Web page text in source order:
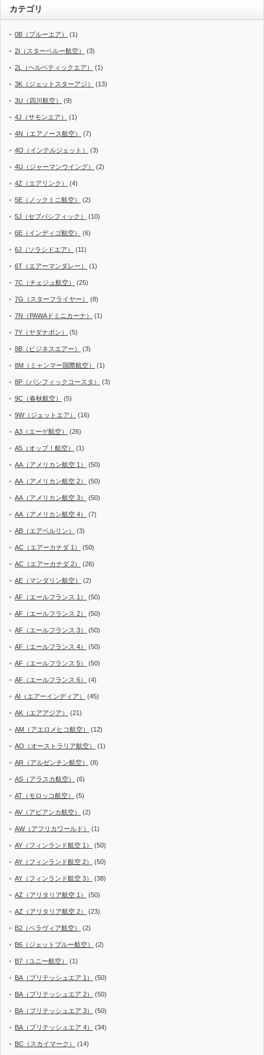
カテゴリ
0B（ブルーエア） (1)
2I（スターペルー航空） (3)
2L（ヘルベティックエア） (1)
3K（ジェットスターアジ） (13)
3U（四川航空） (9)
4J（サモンエア） (1)
4N（エアノース航空） (7)
4O（インテルジェット） (3)
4U（ジャーマンウイング） (2)
4Z（エアリンク） (4)
5E（ノックミニ航空） (2)
5J（セブパシフィック） (10)
6E（インディゴ航空） (6)
6J（ソラシドエア） (11)
6T（エアーマンダレー） (1)
7C（チェジュ航空） (25)
7G（スターフライヤー） (8)
7N（PAWAドミニカーナ） (1)
7Y（ヤダナポン） (5)
8B（ビジネスエアー） (3)
8M（ミャンマー国際航空） (1)
8P（パシフィックコースタ） (3)
9C（春秋航空） (5)
9W（ジェットエア） (16)
A3（エーゲ航空） (26)
A5（オップ！航空） (1)
AA（アメリカン航空 1） (50)
AA（アメリカン航空 2） (50)
AA（アメリカン航空 3） (50)
AA（アメリカン航空 4） (7)
AB（エアベルリン） (3)
AC（エアーカナダ 1） (50)
AC（エアーカナダ 2） (26)
AE（マンダリン航空） (2)
AF（エールフランス 1） (50)
AF（エールフランス 2） (50)
AF（エールフランス 3） (50)
AF（エールフランス 4） (50)
AF（エールフランス 5） (50)
AF（エールフランス 6） (4)
AI（エアーインディア） (45)
AK（エアアジア） (21)
AM（アエロメヒコ航空） (12)
AO（オーストラリア航空） (1)
AR（アルゼンチン航空） (8)
AS（アラスカ航空） (6)
AT（モロッコ航空） (5)
AV（アビアンカ航空） (2)
AW（アフリカワールド） (1)
AY（フィンランド航空 1） (50)
AY（フィンランド航空 2） (50)
AY（フィンランド航空 3） (38)
AZ（アリタリア航空 1） (50)
AZ（アリタリア航空 2） (23)
B2（ベラヴィア航空） (2)
B6（ジェットブルー航空） (2)
B7（ユニー航空） (1)
BA（ブリテッシュエア 1） (50)
BA（ブリテッシュエア 2） (50)
BA（ブリテッシュエア 3） (50)
BA（ブリテッシュエア 4） (34)
BC（スカイマーク） (14)